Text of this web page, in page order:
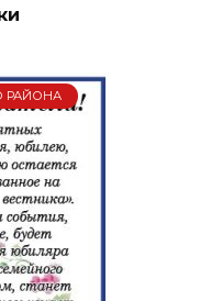
РАЙОНА